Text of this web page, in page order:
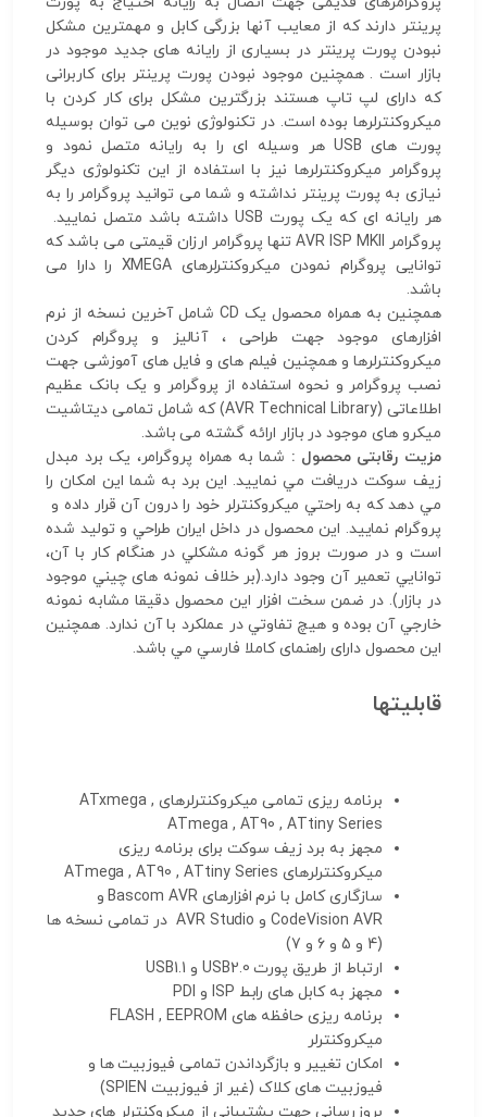
پرینتر دارند که از معایب آنها بزرگی کابل و مهمترین مشکل
نبودن پورت پرینتر در بسیاری از رایانه های جدید موجود در
بازار است . همچنین موجود نبودن پورت پرینتر برای کاربرانی
که دارای لپ تاپ هستند بزرگترین مشکل برای کار کردن با
میکروکنترلرها بوده است. در تکنولوژی نوین می توان بوسیله
پورت های USB هر وسیله ای را به رایانه متصل نمود و
پروگرامر میکروکنترلرها نیز با استفاده از این تکنولوژی دیگر
نیازی به پورت پرینتر نداشته و شما می توانید پروگرامر را به
هر رایانه ای که یک پورت USB داشته باشد متصل نمایید.
پروگرامر AVR ISP MKII تنها پروگرامر ارزان قیمتی می باشد که
توانایی پروگرام نمودن میکروکنترلرهای XMEGA را دارا می
باشد.
همچنین به همراه محصول یک CD شامل آخرین نسخه از نرم
افزارهای موجود جهت طراحی ، آنالیز و پروگرام کردن
میکروکنترلرها و همچنین فیلم های و فایل های آموزشی جهت
نصب پروگرامر و نحوه استفاده از پروگرامر و یک بانک عظیم
اطلاعاتی (AVR Technical Library) که شامل تمامی دیتاشیت
میکرو های موجود در بازار ارائه گشته می باشد.
مزیت رقابتی محصول : شما به همراه پروگرامر، يک برد مبدل
زيف سوکت دريافت مي نماييد. اين برد به شما اين امکان را
مي دهد که به راحتي ميکروکنترلر خود را درون آن قرار داده و
پروگرام نماييد. اين محصول در داخل ايران طراحي و توليد شده
است و در صورت بروز هر گونه مشکلي در هنگام کار با آن،
توانايي تعمير آن وجود دارد.(بر خلاف نمونه های چيني موجود
در بازار). در ضمن سخت افزار اين محصول دقيقا مشابه نمونه
خارجي آن بوده و هيچ تفاوتي در عملکرد با آن ندارد. همچنين
اين محصول دارای راهنمای کاملا فارسي مي باشد.
قابلیتها
برنامه ریزی تمامی میکروکنترلرهای ATxmega ,
ATmega , AT90 , ATtiny Series
مجهز به برد زیف سوکت برای برنامه ریزی
میکروکنترلرهای ATmega , AT90 , ATtiny Series
سازگاری کامل با نرم افزارهای Bascom AVR و
CodeVision AVR و AVR Studio در تمامی نسخه ها
(4 و 5 و 6 و 7)
ارتباط از طریق پورت USB2.0 و USB1.1
مجهز به کابل های رابط ISP و PDI
برنامه ریزی حافظه های FLASH , EEPROM
میکروکنترلر
امکان تغییر و بازگرداندن تمامی فیوزبیت ها و
فیوزبیت های کلاک (غیر از فیوزبیت SPIEN)
بروزرسانی جهت پشتیبانی از میکروکنترلر های جدید